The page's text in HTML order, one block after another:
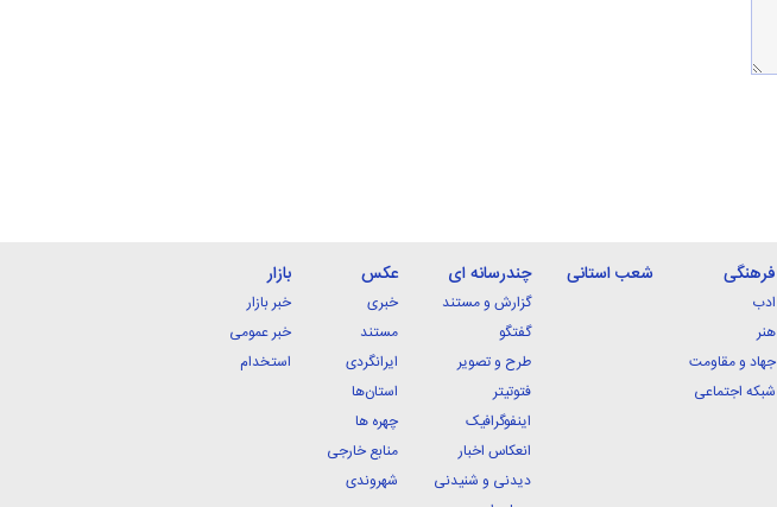
فرهنگی
ادب
هنر
جهاد و مقاومت
شبکه اجتماعی
شعب استانی چندرسانه ای
گزارش و مستند
گفتگو
طرح و تصویر
فتوتیتر
اینفوگرافیک
انعکاس اخبار
دیدنی و شنیدنی
عکس
خبری
مستند
ایرانگردی
استان‌ها
چهره ها
منابع خارجی
شهروندی
بازار
خبر بازار
خبر عمومی
استخدام